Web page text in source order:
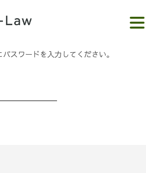
パスワードで保護されています。閲
スワードを入力してください。
。。。。。